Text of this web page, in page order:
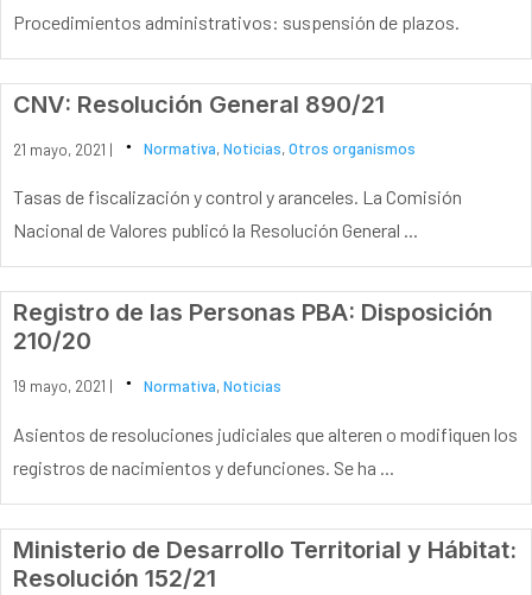
Procedimientos administrativos: suspensión de plazos.
CNV: Resolución General 890/21
21 mayo, 2021 | Normativa,Noticias,Otros organismos
Tasas de fiscalización y control y aranceles. La Comisión
Nacional de Valores publicó la Resolución General ...
Registro de las Personas PBA: Disposición
210/20
19 mayo, 2021 | Normativa,Noticias
Asientos de resoluciones judiciales que alteren o modifiquen los
registros de nacimientos y defunciones. Se ha ...
Ministerio de Desarrollo Territorial y Hábitat:
Resolución 152/21